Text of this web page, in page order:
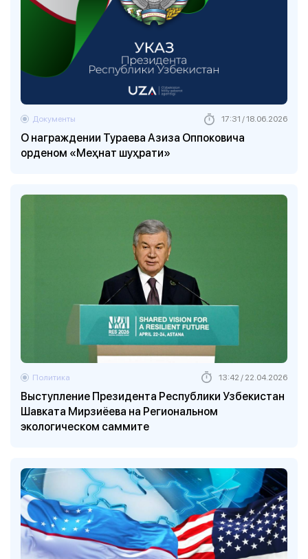
О награждении Тураева Азиза Оппоковича
орденом «Меҳнат шуҳрати»
Документы 17:31 / 18.06.2026
Выступление Президента Республики Узбекистан
Шавката Мирзиёева на Региональном
экологическом саммите
Политика 13:42 / 22.04.2026